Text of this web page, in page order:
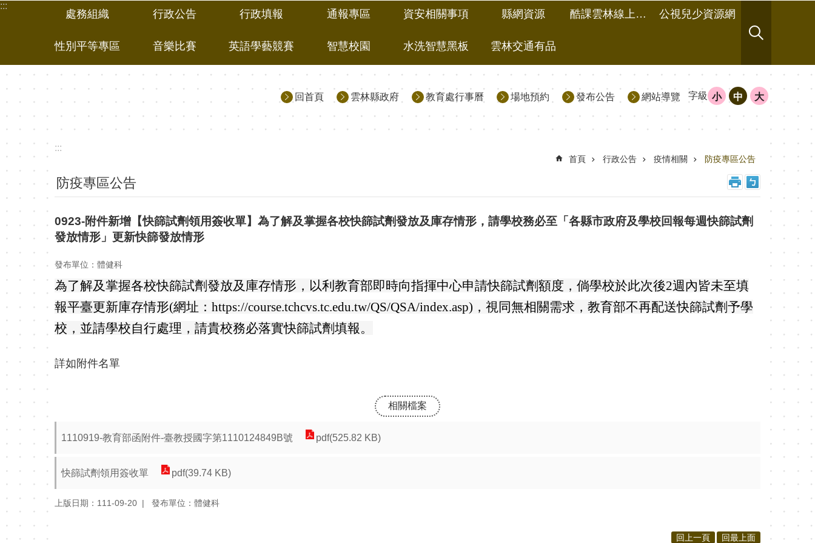
跳到主要內容區塊
:::
處務組織 行政公告 行政填報 通報專區 資安相關事項 縣網資源 酷課雲林線上教學成果分享平台 公視兒少資源網
性別平等專區 音樂比賽 英語學藝競賽 智慧校園 水洗智慧黑板 雲林交通有品
回首頁 雲林縣政府 教育處行事曆 場地預約 發布公告 網站導覽 字級 小 中 大
:::
首頁 行政公告 疫情相關 防疫專區公告
防疫專區公告
0923-附件新增【快篩試劑領用簽收單】為了解及掌握各校快篩試劑發放及庫存情形，請學校務必至「各縣市政府及學校回報每週快篩試劑
發放情形」更新快篩發放情形
發布單位：體健科
為了解及掌握各校快篩試劑發放及庫存情形，以利教育部即時向指揮中心申請快篩試劑額度，倘學校於此次後2週內皆未至填
報平臺更新庫存情形(網址：https://course.tchcvs.tc.edu.tw/QS/QSA/index.asp)，視同無相關需求，教育部不再配送快篩試劑予學
校，並請學校自行處理，請貴校務必落實快篩試劑填報。
詳如附件名單
相關檔案
1110919-教育部函附件-臺教授國字第1110124849B號 pdf(525.82 KB)
快篩試劑領用簽收單 pdf(39.74 KB)
上版日期：111-09-20 發布單位：體健科
回上一頁 回最上面